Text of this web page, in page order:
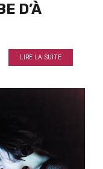
D’À
LIRE LA SUITE